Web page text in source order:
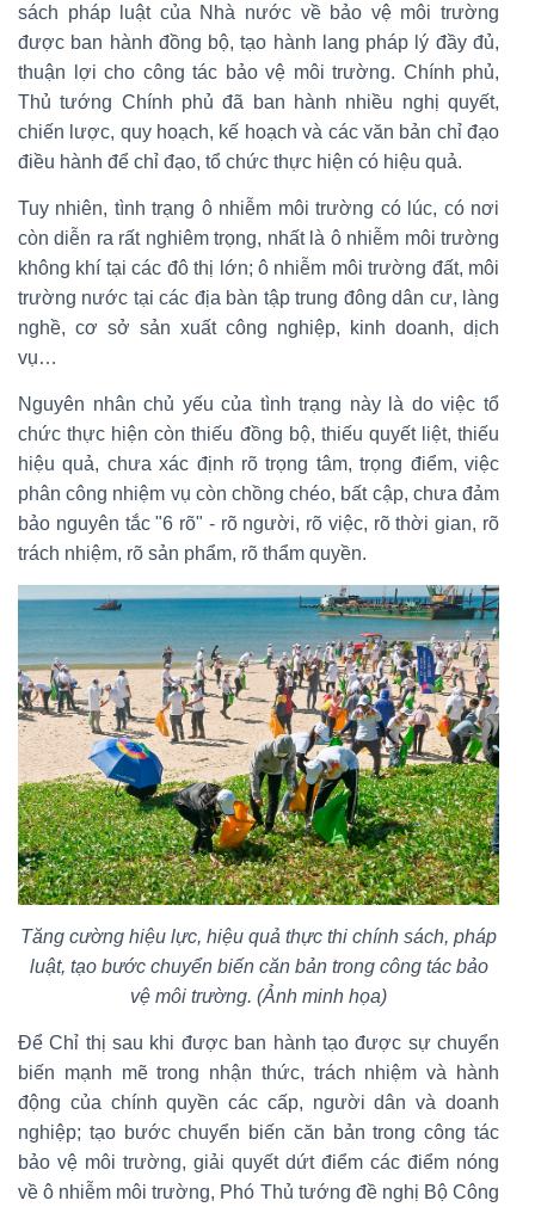
sách pháp luật của Nhà nước về bảo vệ môi trường
được ban hành đồng bộ, tạo hành lang pháp lý đầy đủ,
thuận lợi cho công tác bảo vệ môi trường. Chính phủ,
Thủ tướng Chính phủ đã ban hành nhiều nghị quyết,
chiến lược, quy hoạch, kế hoạch và các văn bản chỉ đạo
điều hành để chỉ đạo, tổ chức thực hiện có hiệu quả.
Tuy nhiên, tình trạng ô nhiễm môi trường có lúc, có nơi
còn diễn ra rất nghiêm trọng, nhất là ô nhiễm môi trường
không khí tại các đô thị lớn; ô nhiễm môi trường đất, môi
trường nước tại các địa bàn tập trung đông dân cư, làng
nghề, cơ sở sản xuất công nghiệp, kinh doanh, dịch
vụ…
Nguyên nhân chủ yếu của tình trạng này là do việc tổ
chức thực hiện còn thiếu đồng bộ, thiếu quyết liệt, thiếu
hiệu quả, chưa xác định rõ trọng tâm, trọng điểm, việc
phân công nhiệm vụ còn chồng chéo, bất cập, chưa đảm
bảo nguyên tắc "6 rõ" - rõ người, rõ việc, rõ thời gian, rõ
trách nhiệm, rõ sản phẩm, rõ thẩm quyền.
Tăng cường hiệu lực, hiệu quả thực thi chính sách, pháp
luật, tạo bước chuyển biến căn bản trong công tác bảo
vệ môi trường. (Ảnh minh họa)
Để Chỉ thị sau khi được ban hành tạo được sự chuyển
biến mạnh mẽ trong nhận thức, trách nhiệm và hành
động của chính quyền các cấp, người dân và doanh
nghiệp; tạo bước chuyển biến căn bản trong công tác
bảo vệ môi trường, giải quyết dứt điểm các điểm nóng
về ô nhiễm môi trường, Phó Thủ tướng đề nghị Bộ Công